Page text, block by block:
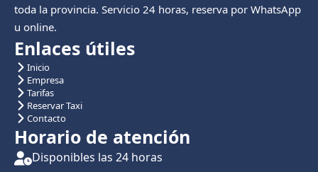
toda la provincia. Servicio 24 horas, reserva por WhatsApp
u online.
Enlaces útiles
Inicio
Empresa
Tarifas
Reservar Taxi
Contacto
Horario de atención
Disponibles las 24 horas